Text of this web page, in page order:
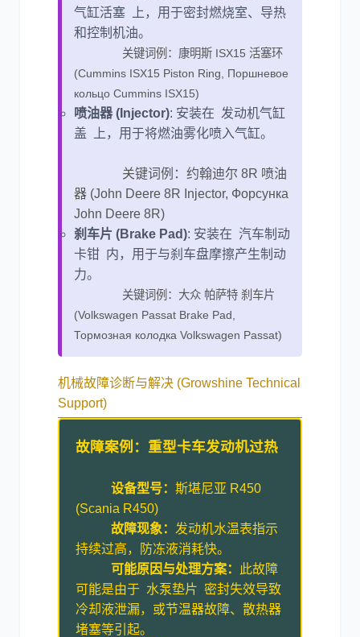
气缸活塞 上，用于密封燃烧室、导热
和控制机油。
关键词例：康明斯 ISX15 活塞环
(Cummins ISX15 Piston Ring, Поршневое
кольцо Cummins ISX15)
喷油器 (Injector): 安装在 发动机气缸
盖 上，用于将燃油雾化喷入气缸。
关键词例：约翰迪尔 8R 喷油
器 (John Deere 8R Injector, Форсунка
John Deere 8R)
刹车片 (Brake Pad): 安装在 汽车制动
卡钳 内，用于与刹车盘摩擦产生制动
力。
关键词例：大众 帕萨特 刹车片
(Volkswagen Passat Brake Pad,
Тормозная колодка Volkswagen Passat)
机械故障诊断与解决 (Growshine Technical
Support)
故障案例：重型卡车发动机过热
设备型号： 斯堪尼亚 R450
(Scania R450)
故障现象： 发动机水温表指示
持续过高，防冻液消耗快。
可能原因与处理方案：
此故障
可能是由于 水泵垫片 密封失效导致
冷却液泄漏，或节温器故障、散热器
堵塞等引起。